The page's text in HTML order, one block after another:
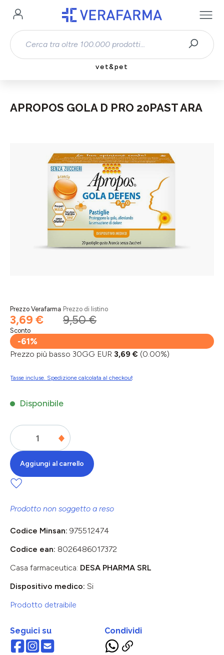
Passa al contenuto principale
vet&pet
APROPOS GOLA D PRO 20PAST ARA
Prezzo Verafarma
3,69 €
Prezzo di listino
9,50 €
Sconto
-61%
Prezzo più basso 30GG EUR 3,69 € (0.00%)
Tasse incluse. Spedizione calcolata al checkout
Disponibile
Aggiungi al carrello
Prodotto non soggetto a reso
Codice Minsan: 975512474
Codice ean: 8026486017372
Casa farmaceutica: DESA PHARMA SRL
Dispositivo medico: Si
Prodotto detraibile
Seguici su Condividi